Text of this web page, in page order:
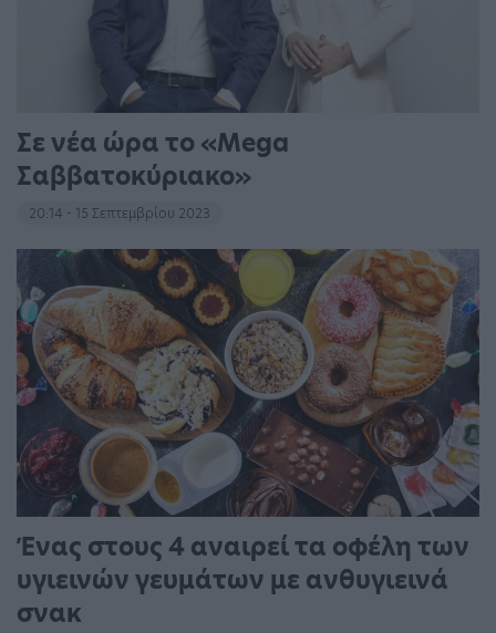
Σε νέα ώρα το «Mega
Σαββατοκύριακο»
20:14 - 15 Σεπτεμβρίου 2023
Ένας στους 4 αναιρεί τα οφέλη των
υγιεινών γευμάτων με ανθυγιεινά
σνακ